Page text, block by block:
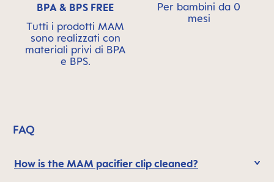
BPA & BPS FREE
Tutti i prodotti MAM
sono realizzati con
materiali privi di BPA
e BPS.
Per bambini da 0
mesi
FAQ
How is the MAM pacifier clip cleaned?